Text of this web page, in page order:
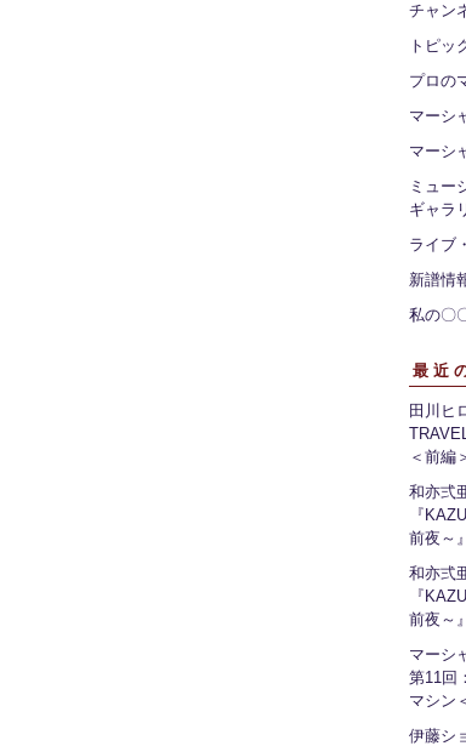
チャン
トピッ
プロの
マーシ
マーシ
ミュー
ギャラ
ライブ
新譜情
私の〇
最近
田川ヒ
＜前編
和亦弍
『
前夜～
和亦弍
『
前夜～
マーシ
第11回
マシン
伊藤シ